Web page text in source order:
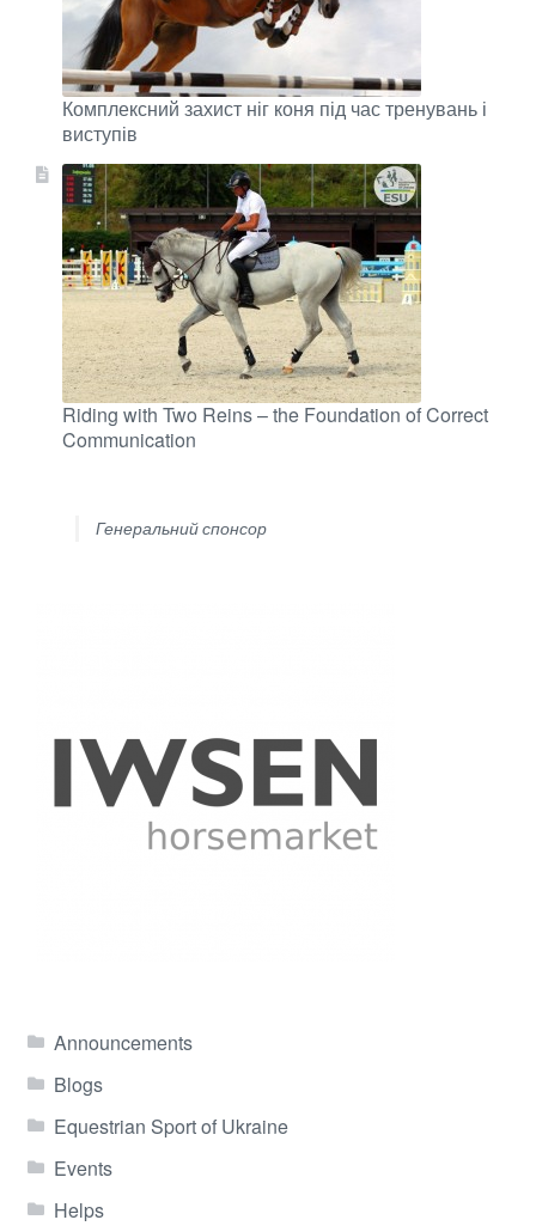
Комплексний захист ніг коня під час тренувань і
виступів
Riding with Two Reins – the Foundation of Correct
Communication
Генеральний спонсор
Announcements
Blogs
Equestrian Sport of Ukraine
Events
Helps